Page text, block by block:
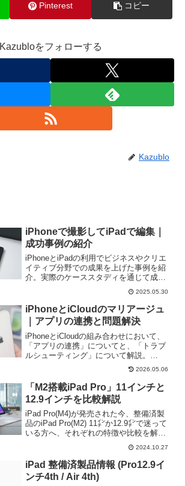
Pinterest コピー
Kazubloをフォローする
Kazublo
iPhoneで撮影してiPadで編集｜
成功事例の紹介
iPhoneとiPadの利用でビジネスやクリエ
イティブ分野での成果を上げた事例を紹
介。実際のケーススタディを通じて成功
の秘訣やベストプラクティスを探求し、
自身の目標達成に活かすインスピレーシ
ョンを紹介します。
2025.05.30
iPhoneとiCloudのマリアージュ
｜アプリの連携と問題解決
iPhoneとiCloudの組み合わせにおいて、
「アプリの連携」についてと、「トラブ
ルシューティング」について解説。
iPhoneユーザーとしてiCloudの最良の活
用法を知り、スマートなデジタルライフ
を！
2026.05.06
「M2搭載iPad Pro」11インチと
12.9インチを比較解説
iPad Pro(M4)が発売された今、整備済製
品のiPad Pro(M2) 11㌅か12.9㌅で迷って
いる方へ、それぞれの特徴や比較を解
説。画面解像度、ポータビリティ、パフ
ォーマンス等を比較し、用途に合わせた
選び方を紹介。
2024.10.27
iPad 整備済製品情報 (Pro12.9イ
ンチ4th / Air 4th)